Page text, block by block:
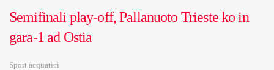
Semifinali play-off, Pallanuoto Trieste ko in
gara-1 ad Ostia
Sport acquatici